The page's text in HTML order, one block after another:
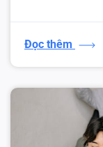
Đọc thêm